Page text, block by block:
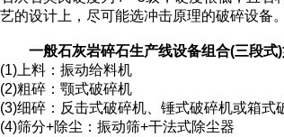
艺的设计上，尽可能选冲击原理的破碎设备。
一般石灰岩碎石生产线设备组合(三段式)
(1)上料：振动给料机
(2)粗碎：颚式破碎机
(3)细碎：反击式破碎机、锤式破碎机或箱式
(4)筛分+除尘：振动筛+干法式除尘器